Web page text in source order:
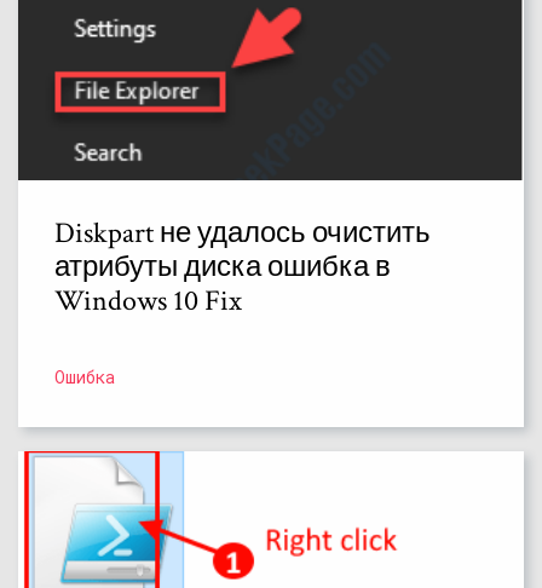
Diskpart не удалось очистить
атрибуты диска ошибка в
Windows 10 Fix
Ошибка